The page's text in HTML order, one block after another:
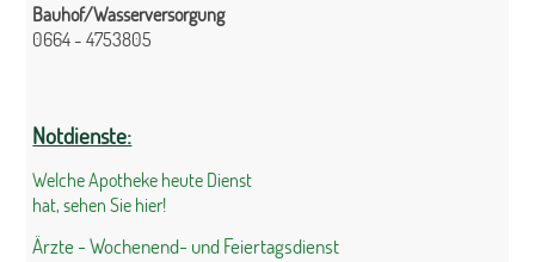
Bauhof/Wasserversorgung
0664 - 4753805
Notdienste:
Welche Apotheke heute Dienst
hat, sehen Sie hier!
Ärzte - Wochenend- und Feiertagsdienst